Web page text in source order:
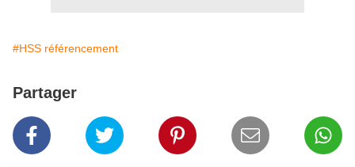
#HSS référencement
Partager